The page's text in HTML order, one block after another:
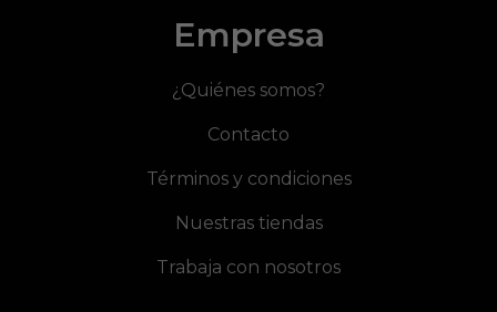
Empresa
¿Quiénes somos?
Contacto
Términos y condiciones
Nuestras tiendas
Trabaja con nosotros